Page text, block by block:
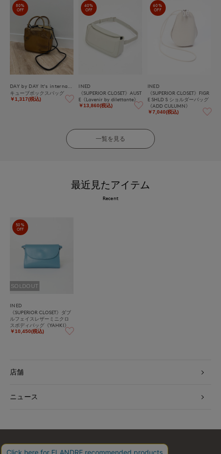
80%
OFF
キューブボックスバッグ
￥1,317(税込)
40%
OFF
INED
《SUPERIOR CLOSET》AUST
E《Lavenir by dilettante》
￥13,860(税込)
60%
OFF
INED
《SUPERIOR CLOSET》FIGR
E SHLD S ショルダーバッグ
《ADD CULUMN》
￥7,040(税込)
一覧を見る
最近見たアイテム
Recent
50%
OFF
SOLDOUT
INED
《SUPERIOR CLOSET》ダブ
ルフェイスレザーミニクロ
スボディバッグ《YAHKI》
￥10,450(税込)
店舗
ニュース